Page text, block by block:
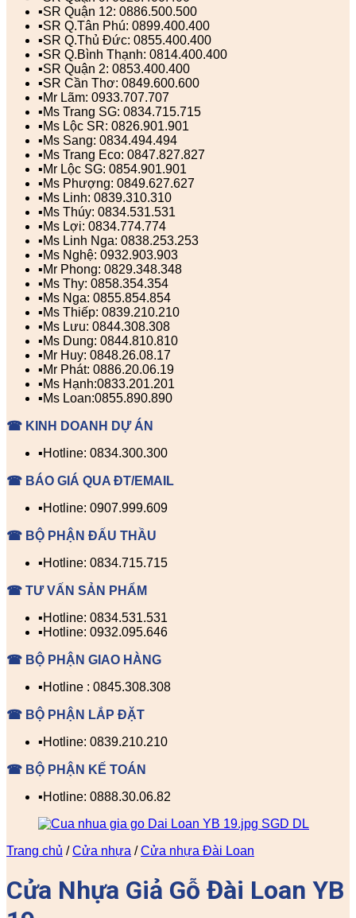
▪️SR Quận 12: 0886.500.500
▪️SR Q.Tân Phú: 0899.400.400
▪️SR Q.Thủ Đức: 0855.400.400
▪️SR Q.Bình Thạnh: 0814.400.400
▪️SR Quận 2: 0853.400.400
▪️SR Cần Thơ: 0849.600.600
▪️Mr Lãm: 0933.707.707
▪️Ms Trang SG: 0834.715.715
▪️Ms Lộc SR: 0826.901.901
▪️Ms Sang: 0834.494.494
▪️Ms Trang Eco: 0847.827.827
▪️Mr Lộc SG: 0854.901.901
▪️Ms Phượng: 0849.627.627
▪️Ms Linh: 0839.310.310
▪️Ms Thúy: 0834.531.531
▪️Ms Lợi: 0834.774.774
▪️Ms Linh Nga: 0838.253.253
▪️Ms Nghệ: 0932.903.903
▪️Mr Phong: 0829.348.348
▪️Ms Thy: 0858.354.354
▪️Ms Nga: 0855.854.854
▪️Ms Thiếp: 0839.210.210
▪️Ms Lưu: 0844.308.308
▪️Ms Dung: 0844.810.810
▪️Mr Huy: 0848.26.08.17
▪️Mr Phát: 0886.20.06.19
▪️Ms Hạnh:0833.201.201
▪️Ms Loan:0855.890.890
☎ KINH DOANH DỰ ÁN
▪️Hotline: 0834.300.300
☎ BÁO GIÁ QUA ĐT/EMAIL
▪️Hotline: 0907.999.609
☎ BỘ PHẬN ĐẤU THẦU
▪️Hotline: 0834.715.715
☎ TƯ VẤN SẢN PHẨM
▪️Hotline: 0834.531.531
▪️Hotline: 0932.095.646
☎ BỘ PHẬN GIAO HÀNG
▪️Hotline : 0845.308.308
☎ BỘ PHẬN LẮP ĐẶT
▪️Hotline: 0839.210.210
☎ BỘ PHẬN KẾ TOÁN
▪️Hotline: 0888.30.06.82
Trang chủ / Cửa nhựa / Cửa nhựa Đài Loan
Cửa Nhựa Giả Gỗ Đài Loan YB